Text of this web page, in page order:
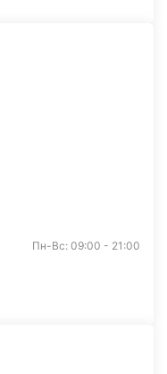
Пн-Вс: 09:00 - 21:00